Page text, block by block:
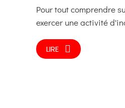
Pour tout comprendre
exercer une activité
LIRE